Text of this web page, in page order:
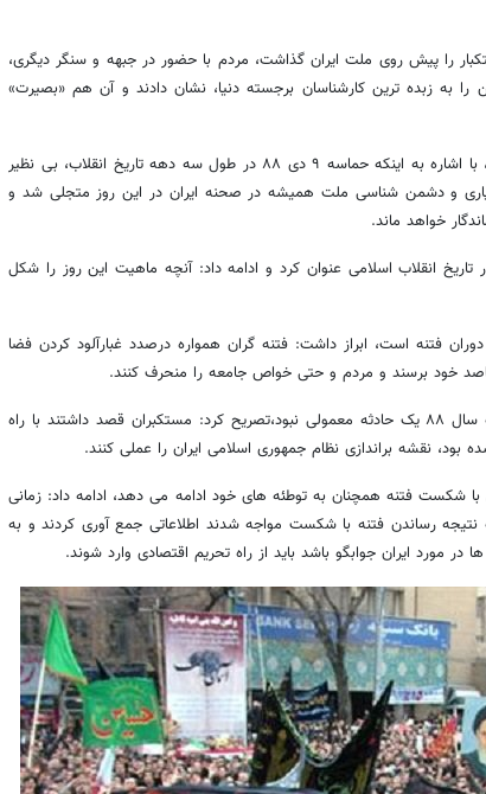
با استکبار را پیش روی ملت ایران گذاشت، مردم با حضور در جبهه و سنگر دیگری،
به زبده ترین کارشناسان برجسته دنیا، نشان دادند و آن هم «بصیرت»
حجت الاسلام قهرمان احمدی در این باره، با اشاره به اینکه حماسه ۹ دی ۸۸ در طول سه دهه تاریخ انقلاب، بی نظیر
و دشمن شناسی ملت همیشه در صحنه ایران در این روز متجلی شد و
خواهد ماند.
سرفصل نو در تاریخ انقلاب اسلامی عنوان کرد و ادامه داد: آنچه ماهیت این روز را شکل
فتنه است، ابراز داشت: فتنه گران همواره درصدد غبارآلود کردن فضا
خود برسند و مردم و حتی خواص جامعه را منحرف کنند.
امام جمعه هریس با اشاره به اینکه فتنه سال ۸۸ یک حادثه معمولی نبود،تصریح کرد: مستکبران قصد داشتند با راه
بود، نقشه براندازی نظام جمهوری اسلامی ایران را عملی کنند.
شکست فتنه همچنان به توطئه های خود ادامه می دهد، ادامه داد: زمانی
نتیجه رساندن فتنه با شکست مواجه شدند اطلاعاتی جمع آوری کردند و به
در مورد ایران جوابگو باشد باید از راه تحریم اقتصادی وارد شوند.